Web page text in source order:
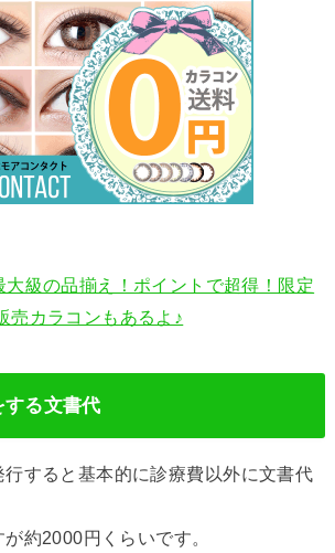
大級の品揃え！ポイントで超得！限定
売カラコンもあるよ♪
る文書代
すると基本的に診療費以外に文書代
約2000円くらいです。